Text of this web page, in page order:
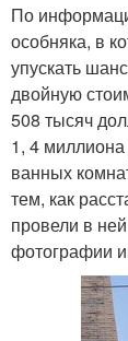
По
особняка, в
упускать
двойную
508 тысяч
1, 4
ванных
тем, как
провели в
фотографии